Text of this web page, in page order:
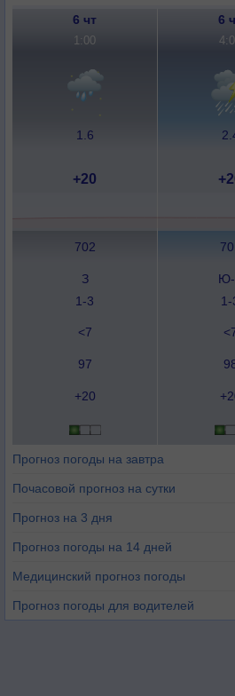
6 чт 6
1:00
1.6
+20
702
З
1-3
1-
<7
97
+20
Прогноз погоды на завтра
Почасовой прогноз на сутки
Прогноз на 3 дня
Прогноз погоды на 14 дней
Медицинский прогноз погоды
Прогноз погоды для водителей